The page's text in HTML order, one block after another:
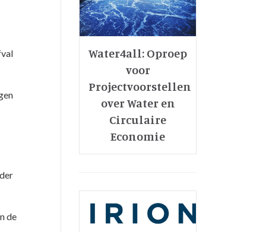
de
Water4all: Oproep
voor
Projectvoorstellen
over Water en
Circulaire
Economie